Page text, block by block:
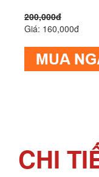
200,000đ
Giá: 160,000đ
CHI